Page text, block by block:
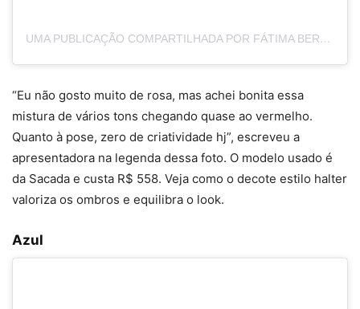
UMA PUBLICAÇÃO COMPARTILHADA POR FÁTIMA BERNARDES (@FATIMABERNARDES)
“Eu não gosto muito de rosa, mas achei bonita essa
mistura de vários tons chegando quase ao vermelho.
Quanto à pose, zero de criatividade hj”, escreveu a
apresentadora na legenda dessa foto. O modelo usado é
da Sacada e custa R$ 558. Veja como o decote estilo halter
valoriza os ombros e equilibra o look.
Azul